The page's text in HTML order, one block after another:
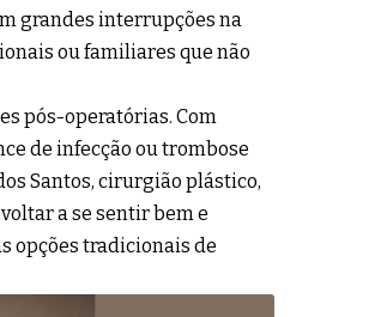
grandes interrupções na
ou familiares que não
pós-operatórias. Com
de infecção ou trombose
Santos, cirurgião plástico,
a se sentir bem e
opções tradicionais de